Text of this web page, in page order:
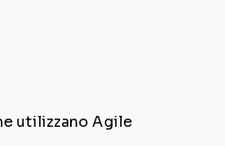
utilizzano Agile